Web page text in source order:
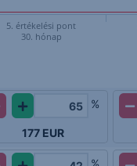
5. értékelési pont
30. hónap
%
177 EUR
%